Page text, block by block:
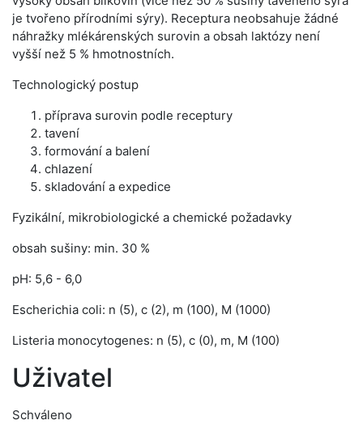
je tvořeno přírodními sýry). Receptura neobsahuje žádné
náhražky mlékárenských surovin a obsah laktózy není
vyšší než 5 % hmotnostních.
Technologický postup
příprava surovin podle receptury
tavení
formování a balení
chlazení
skladování a expedice
Fyzikální, mikrobiologické a chemické požadavky
obsah sušiny: min. 30 %
pH: 5,6 - 6,0
Escherichia coli: n (5), c (2), m (100), M (1000)
Listeria monocytogenes: n (5), c (0), m, M (100)
Uživatel
Schváleno